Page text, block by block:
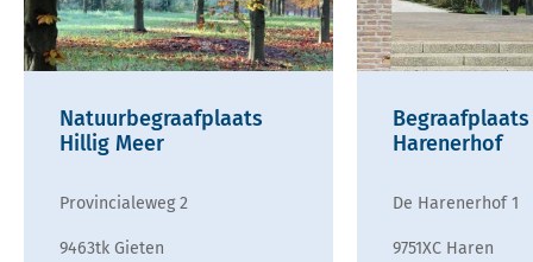
Natuurbegraafplaats
Hillig Meer
Provincialeweg 2
9463tk Gieten
Begraafplaats
Harenerhof
De Harenerhof 1
9751XC Haren